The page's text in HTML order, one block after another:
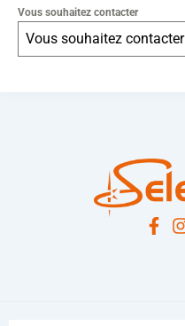
Vous souhaitez contacter
Vous souhaitez contacter